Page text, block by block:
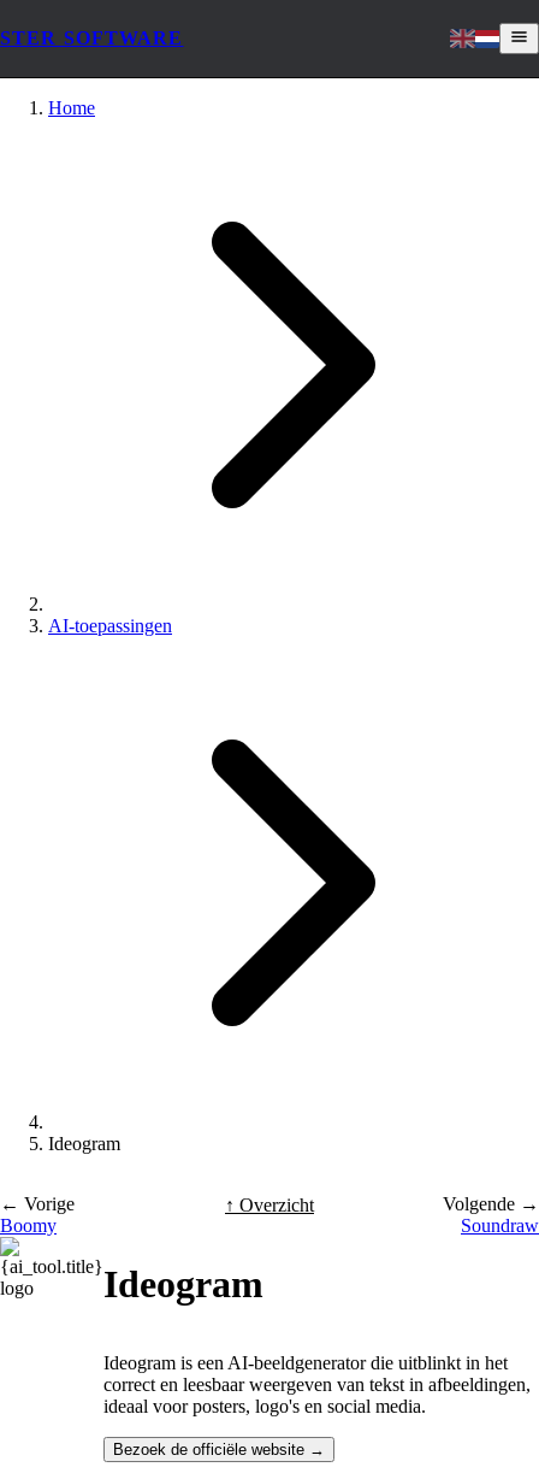
STER SOFTWARE
Home
AI-toepassingen
Ideogram
← Vorige
Boomy
↑ Overzicht
Volgende →
Soundraw
Ideogram
Ideogram is een AI-beeldgenerator die uitblinkt in het
correct en leesbaar weergeven van tekst in afbeeldingen,
ideaal voor posters, logo's en social media.
Bezoek de officiële website →